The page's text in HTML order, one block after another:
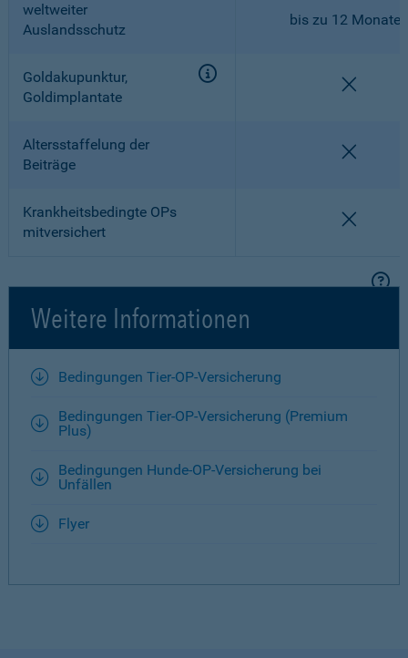
weltweiter
Auslandsschutz
bis zu 12 Monaten
Goldakupunktur,
Goldimplantate
Altersstaffelung der
Beiträge
Krankheitsbedingte OPs
mitversichert
Weitere Informationen
Bedingungen Tier-OP-Versicherung
Bedingungen Tier-OP-Versicherung (Premium
Plus)
Bedingungen Hunde-OP-Versicherung bei
Unfällen
Flyer